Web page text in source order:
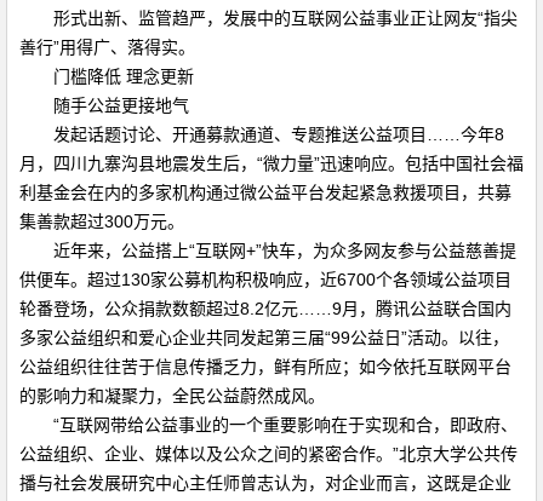
形式出新、监管趋严，发展中的互联网公益事业正让网友“指尖
善行”用得广、落得实。
门槛降低 理念更新
随手公益更接地气
发起话题讨论、开通募款通道、专题推送公益项目……今年8
月，四川九寨沟县地震发生后，“微力量”迅速响应。包括中国社会福
利基金会在内的多家机构通过微公益平台发起紧急救援项目，共募
集善款超过300万元。
近年来，公益搭上“互联网+”快车，为众多网友参与公益慈善提
供便车。超过130家公募机构积极响应，近6700个各领域公益项目
轮番登场，公众捐款数额超过8.2亿元……9月，腾讯公益联合国内
多家公益组织和爱心企业共同发起第三届“99公益日”活动。以往，
公益组织往往苦于信息传播乏力，鲜有所应；如今依托互联网平台
的影响力和凝聚力，全民公益蔚然成风。
“互联网带给公益事业的一个重要影响在于实现和合，即政府、
公益组织、企业、媒体以及公众之间的紧密合作。”北京大学公共传
播与社会发展研究中心主任师曾志认为，对企业而言，这既是企业